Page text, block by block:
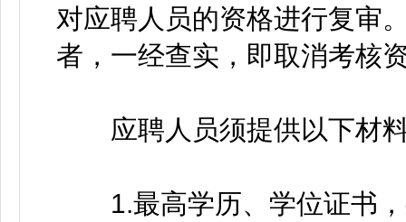
对应聘人员的资格进行复审
者，一经查实，即取消考核
应聘人员须提供以下材
1.最高学历、学位证书，